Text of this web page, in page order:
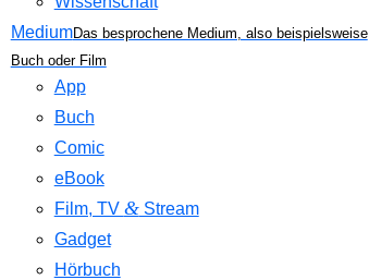
MediumDas besprochene Medium, also beispielsweise
Buch oder Film
App
Buch
Comic
eBook
Film, TV &Stream
Gadget
Hörbuch